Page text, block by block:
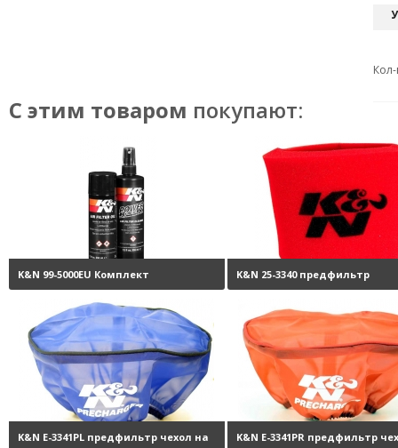
С этим товаром покупают:
K&N 99-5000EU Комплект
обслуживания воздушных
фильтров 3800 руб.
K&N 25-3340 предфильтр
поролоновый
K&N E-3341PL предфильтр чехол на K&N E-3341PR предфильтр